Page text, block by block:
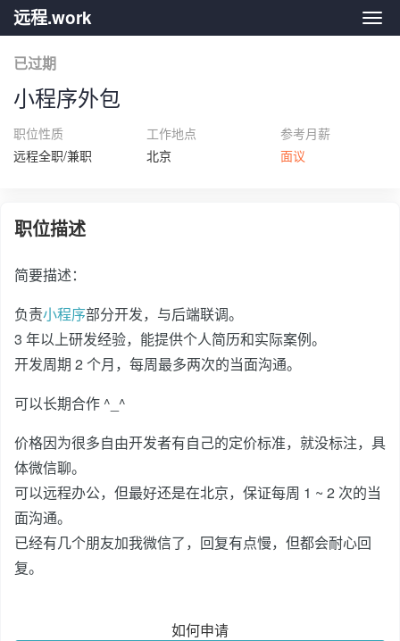
远
远程.work
已过期
小程序外包
职位性质
远程全职/兼职
工作地点
北京
参考月薪
面议
职位描述
简要描述：
负责小程序部分开发，与后端联调。
3 年以上研发经验，能提供个人简历和实际案例。
开发周期 2 个月，每周最多两次的当面沟通。
可以长期合作 ^_^
价格因为很多自由开发者有自己的定价标准，就没标注，具
体微信聊。
可以远程办公，但最好还是在北京，保证每周 1 ~ 2 次的当
面沟通。
已经有几个朋友加我微信了，回复有点慢，但都会耐心回
复。
如何申请